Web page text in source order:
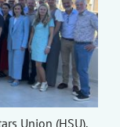
Union (HSU),